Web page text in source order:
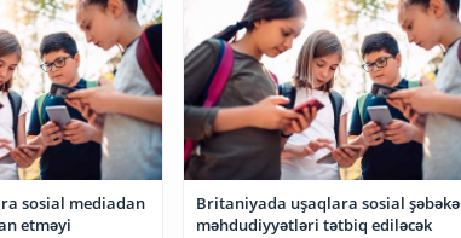
sosial mediadan
etməyi
Britaniyada uşaqlara sosial şəbəkə
məhdudiyyətləri tətbiq ediləcək